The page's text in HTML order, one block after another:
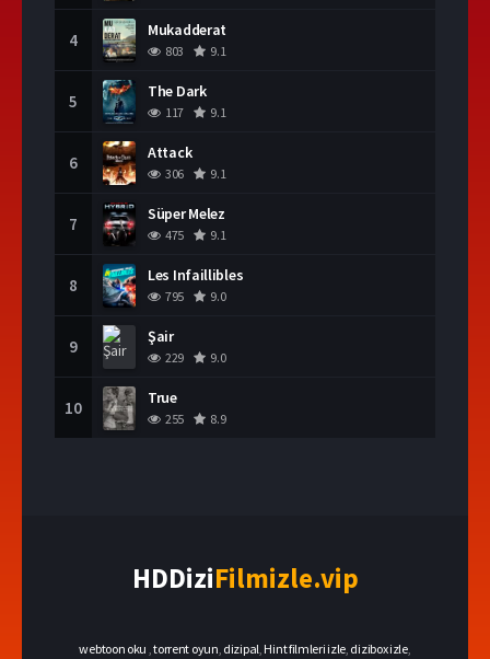
4 Mukadderat
803 9.1
5 The Dark
117 9.1
6 Attack
306 9.1
7 Süper Melez
475 9.1
8 Les Infaillibles
795 9.0
9 Şair
229 9.0
10 True
255 8.9
HDDiziFilmizle.vip
webtoon oku ,torrent oyun, dizipal, Hint filmleri izle, dizibox izle,